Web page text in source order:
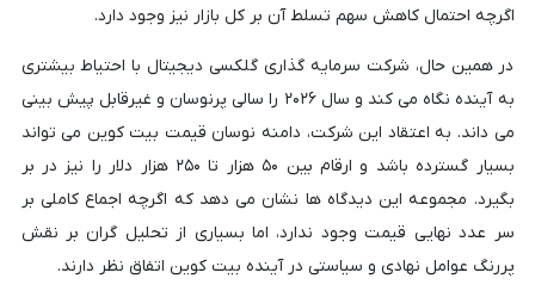
اگرچه احتمال کاهش سهم تسلط آن بر کل بازار نیز وجود دارد.
در همین حال، شرکت سرمایه گذاری گلکسی دیجیتال با احتیاط بیشتری
به آینده نگاه می کند و سال ۲۰۲۶ را سالی پرنوسان و غیرقابل پیش بینی
می داند. به اعتقاد این شرکت، دامنه نوسان قیمت بیت کوین می تواند
بسیار گسترده باشد و ارقام بین ۵۰ هزار تا ۲۵۰ هزار دلار را نیز در بر
بگیرد. مجموعه این دیدگاه ها نشان می دهد که اگرچه اجماع کاملی بر
سر عدد نهایی قیمت وجود ندارد، اما بسیاری از تحلیل گران بر نقش
پررنگ عوامل نهادی و سیاستی در آینده بیت کوین اتفاق نظر دارند.